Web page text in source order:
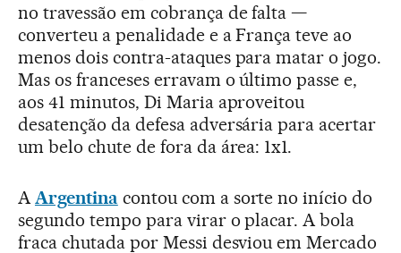
no travessão em cobrança de falta —
converteu a penalidade e a França teve ao
menos dois contra-ataques para matar o jogo.
Mas os franceses erravam o último passe e,
aos 41 minutos, Di Maria aproveitou
desatenção da defesa adversária para acertar
um belo chute de fora da área: 1x1.
A Argentina contou com a sorte no início do
segundo tempo para virar o placar. A bola
fraca chutada por Messi desviou em Mercado